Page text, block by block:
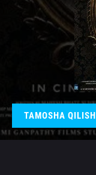
TAMOSHA QILISH